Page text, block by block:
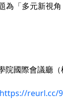
為「多元新視
國際會議廳（
https://reurl.cc/